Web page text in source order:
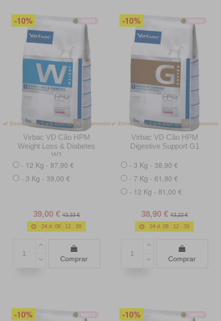
-10%
Envio entre 1 a 5 dias após pagamento
Virbac VD Cão HPM
Weight Loss & Diabetes
W1
- 12 Kg - 87,90 €
- 3 Kg - 39,00 €
39,00 € 43,33 €
24 d. 08 : 12 :38
Comprar
-10%
Envio entre 1 a 5 dias após pagamento
Virbac VD Cão HPM
Digestive Support G1
- 3 Kg - 38,90 €
- 7 Kg - 61,90 €
- 12 Kg - 81,00 €
38,90 € 43,22 €
24 d. 08 : 12 :38
Comprar
-10% -10%